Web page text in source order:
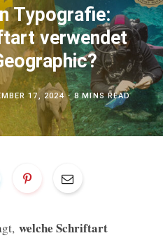
Typografie:
verwendet
17, 2024 8 MINS READ
welche Schriftart